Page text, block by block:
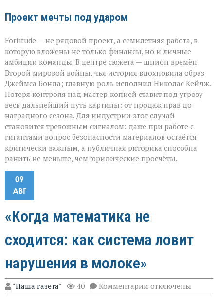
Проект мечты под ударом
Fortitude — не рядовой проект, а семилетняя работа, в
которую вложены не только финансы, но и личные
амбиции команды. В центре сюжета — шпион времён
Второй мировой войны, чья история вдохновила образ
Джеймса Бонда; главную роль исполнил Николас Кейдж.
Потеря контроля над мастер‑копией ставит под угрозу
весь дальнейший путь картины: от продаж прав до
наградного сезона. Для индустрии этот случай
становится тревожным сигналом: даже при работе с
гигантами вопрос безопасности материалов остаётся
критически важным, а публичная риторика способна
ранить не меньше, чем юридические просчёты.
09
АВГ
«Когда математика не
сходится: как система ловит
нарушения в молоке»
"Наша газета" 40 Комментарии к
записи
отключены